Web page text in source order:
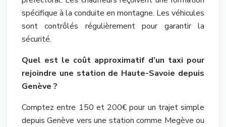
spécifique à la conduite en montagne. Les véhicules
sont contrôlés régulièrement pour garantir la
sécurité.
Quel est le coût approximatif d’un taxi pour
rejoindre une station de Haute-Savoie depuis
Genève ?
Comptez entre 150 et 200€ pour un trajet simple
depuis Genève vers une station comme Megève ou